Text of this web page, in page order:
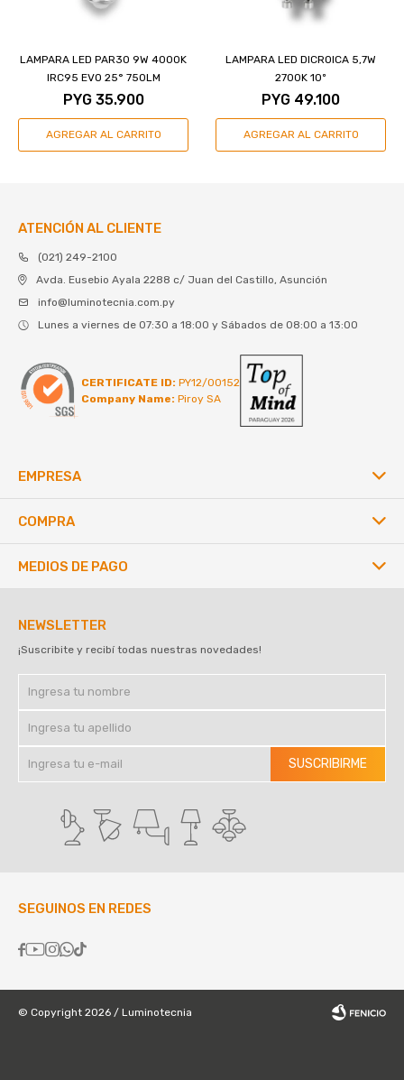
LAMPARA LED PAR30 9W 4000K
IRC95 EVO 25° 750LM
PYG 35.900
LAMPARA LED DICROICA 5,7W
2700K 10º
PYG 49.100
ATENCIÓN AL CLIENTE
(021) 249-2100
Avda. Eusebio Ayala 2288 c/ Juan del Castillo, Asunción
info@luminotecnia.com.py
Lunes a viernes de 07:30 a 18:00 y Sábados de 08:00 a 13:00
CERTIFICATE ID: PY12/00152
Company Name: Piroy SA
EMPRESA
COMPRA
NEWSLETTER
¡Suscribite y recibí todas nuestras novedades!
SUSCRIBIRME
SEGUINOS EN REDES

MEDIOS DE PAGO
© Copyright 2026 / Luminotecnia